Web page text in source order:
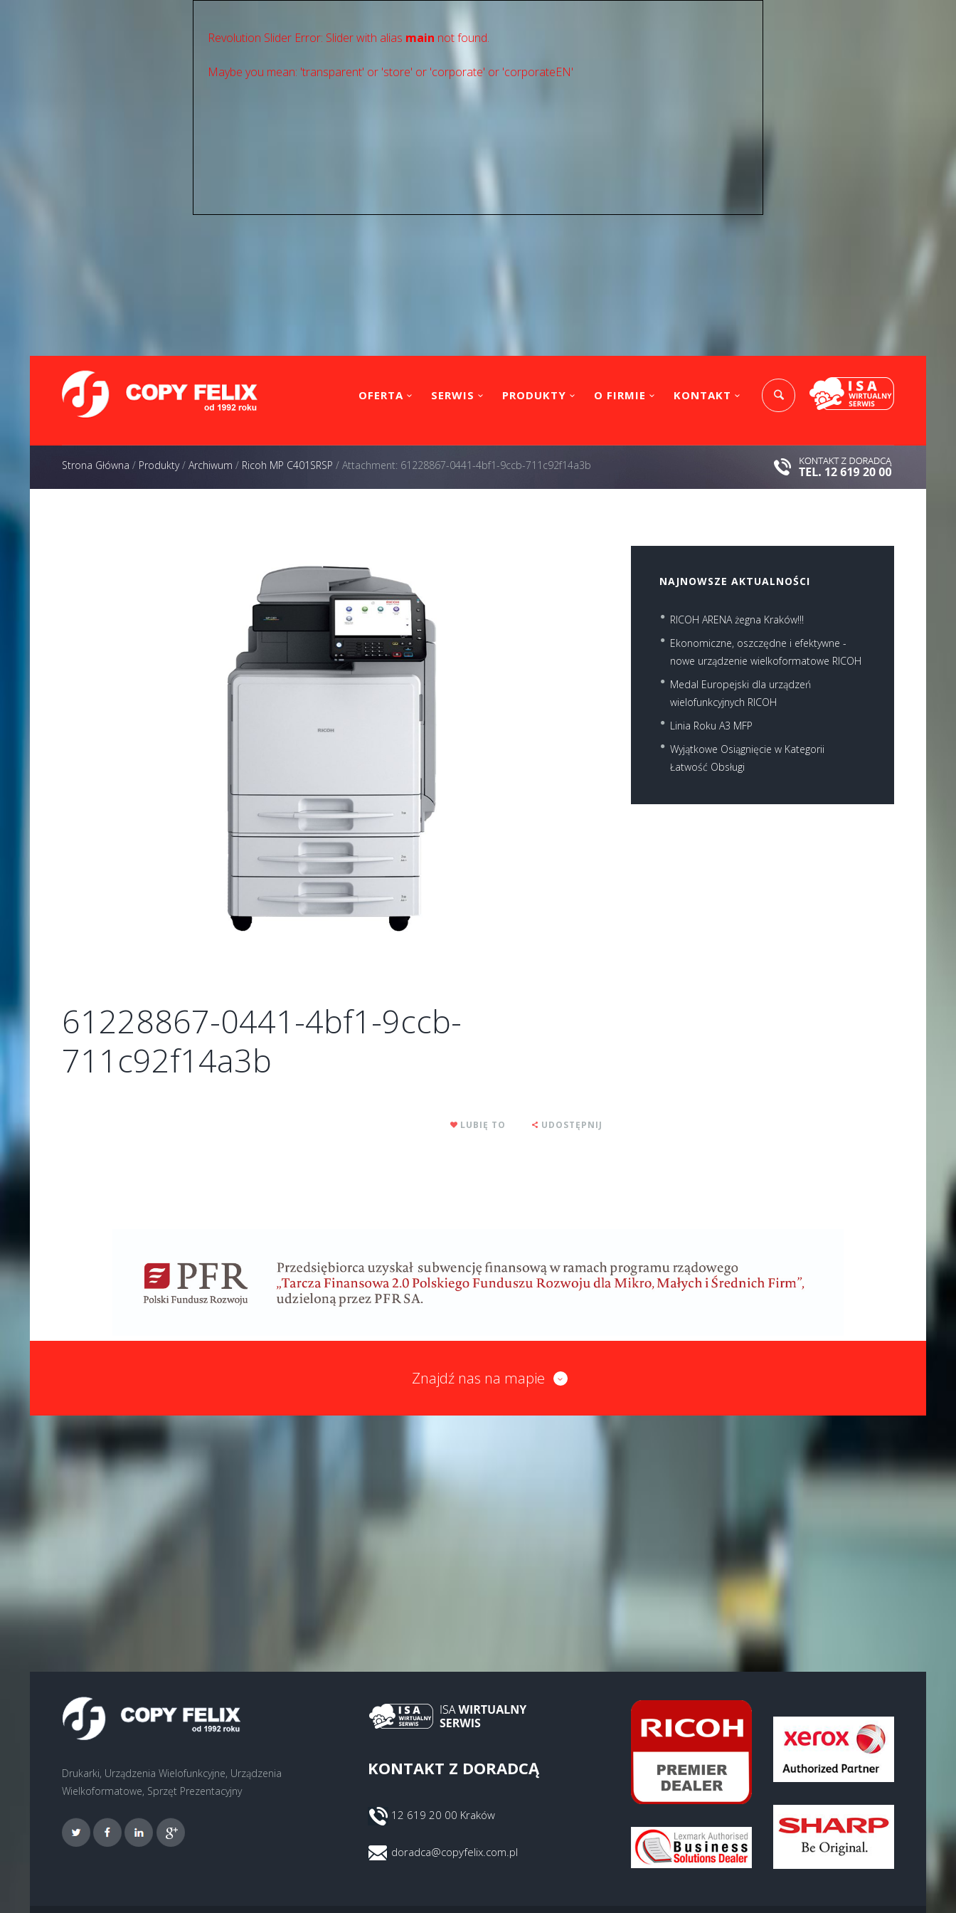
Revolution Slider Error: Slider with alias main not found.
Maybe you mean: 'transparent' or 'store' or 'сorporate' or 'corporateEN'
OFERTA SERWIS PRODUKTY O FIRMIE KONTAKT
Strona Główna / Produkty/ Archiwum / Ricoh MP C401SRSP / Attachment: 61228867-0441-4bf1-9ccb-711c92f14a3b
Next item
Ricoh-MP-C2503-Copier-2
61228867-0441-4bf1-9ccb-
711c92f14a3b
LUBIĘ TO UDOSTĘPNIJ
NAJNOWSZE AKTUALNOŚCI
RICOH ARENA żegna Kraków!!!
Ekonomiczne, oszczędne i efektywne -
nowe urządzenie wielkoformatowe RICOH
Medal Europejski dla urządzeń
wielofunkcyjnych RICOH
Linia Roku A3 MFP
Wyjątkowe Osiągnięcie w Kategorii
Łatwość Obsługi
Znajdź nas na mapie
Drukarki, Urządzenia Wielofunkcyjne, Urządzenia
Wielkoformatowe, Sprzęt Prezentacyjny
KONTAKT Z DORADCĄ
12 619 20 00 Kraków
doradca@copyfelix.com.pl